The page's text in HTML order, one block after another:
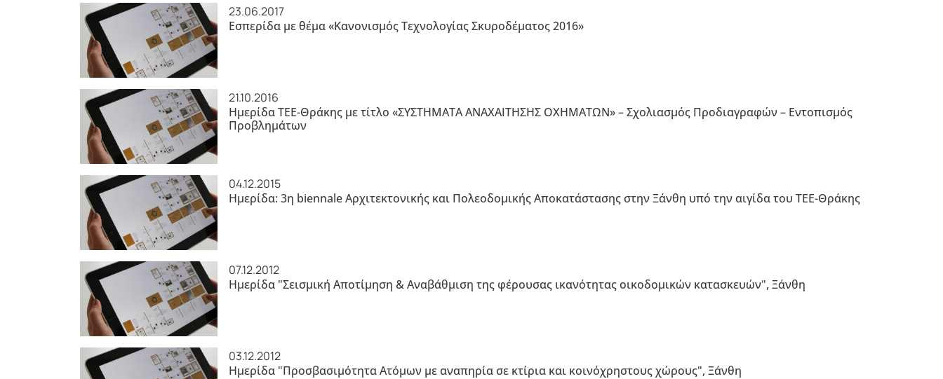
23.06.2017
Εσπερίδα με θέμα «Κανονισμός Τεχνολογίας Σκυροδέματος 2016»
21.10.2016
Ημερίδα ΤΕΕ-Θράκης με τίτλο «ΣΥΣΤΗΜΑΤΑ ΑΝΑΧΑΙΤΗΣΗΣ ΟΧΗΜΑΤΩΝ» – Σχολιασμός Προδιαγραφών – Εντοπισμός
Προβλημάτων
04.12.2015
Ημερίδα: 3η biennale Αρχιτεκτονικής και Πολεοδομικής Αποκατάστασης στην Ξάνθη υπό την αιγίδα του ΤΕΕ-Θράκης
07.12.2012
Ημερίδα "Σεισμική Αποτίμηση & Αναβάθμιση της φέρουσας ικανότητας οικοδομικών κατασκευών", Ξάνθη
03.12.2012
Ημερίδα "Προσβασιμότητα Ατόμων με αναπηρία σε κτίρια και κοινόχρηστους χώρους", Ξάνθη